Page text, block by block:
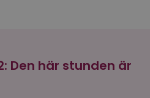
Den här stunden är